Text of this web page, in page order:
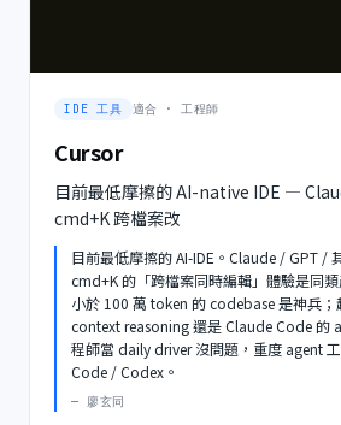
IDE 工具 適合 ·工程師
Cursor
目前最低摩擦的 AI-native IDE —
cmd+K 跨檔案改
目前最低摩擦的 AI-IDE。Claude / GPT /
cmd+K 的「跨檔案同時編輯」體驗是同類
小於 100 萬 token 的 codebase 是神兵
context reasoning 還是 Claude Code 的
程師當 daily driver 沒問題，重度 agent
— 廖玄同